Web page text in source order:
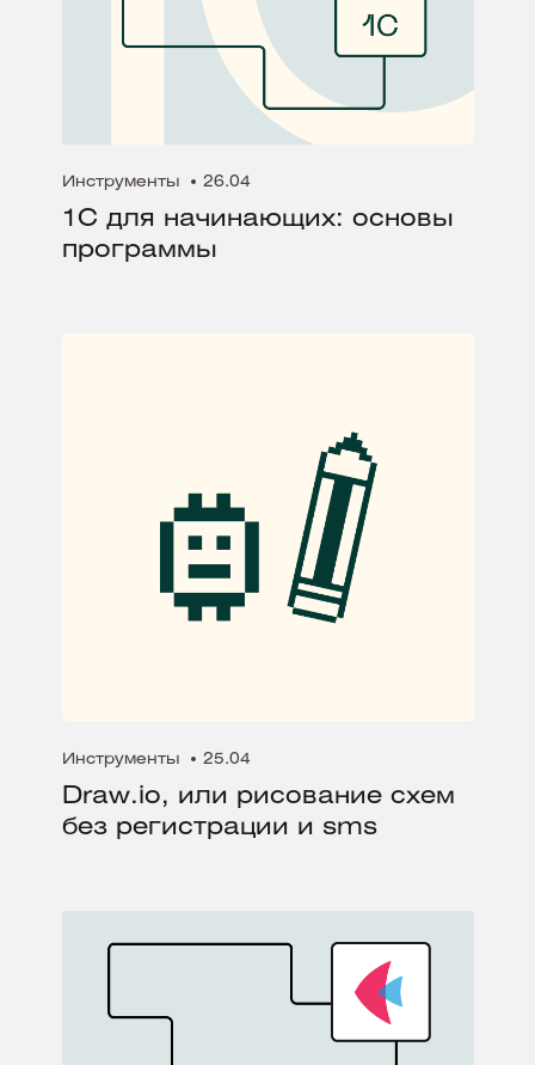
Инструменты 26.04
1С для начинающих: основы
программы
Инструменты 25.04
Draw.io, или рисование схем
без регистрации и sms